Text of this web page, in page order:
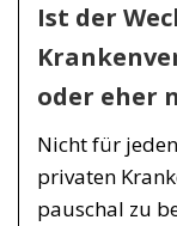
Ist der
oder eher
Nicht für
privaten
pauschal zu